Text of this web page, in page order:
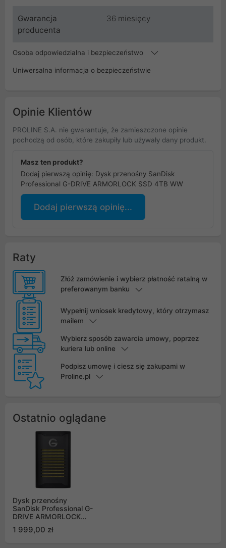
Gwarancja
producenta
36 miesięcy
Osoba odpowiedzialna i bezpieczeństwo
Uniwersalna informacja o bezpieczeństwie
Opinie Klientów
PROLINE S.A. nie gwarantuje, że zamieszczone opinie
pochodzą od osób, które zakupiły lub używały dany produkt.
Masz ten produkt?
Dodaj pierwszą opinię: Dysk przenośny SanDisk
Professional G-DRIVE ARMORLOCK SSD 4TB WW
Dodaj pierwszą opinię...
Raty
Złóż zamówienie i wybierz płatność ratalną w
preferowanym banku
Wypełnij wniosek kredytowy, który otrzymasz
mailem
Wybierz sposób zawarcia umowy, poprzez
kuriera lub online
Podpisz umowę i ciesz się zakupami w
Proline.pl
Ostatnio oglądane
Dysk przenośny
SanDisk Professional G-
DRIVE ARMORLOCK
1 999,00 zł